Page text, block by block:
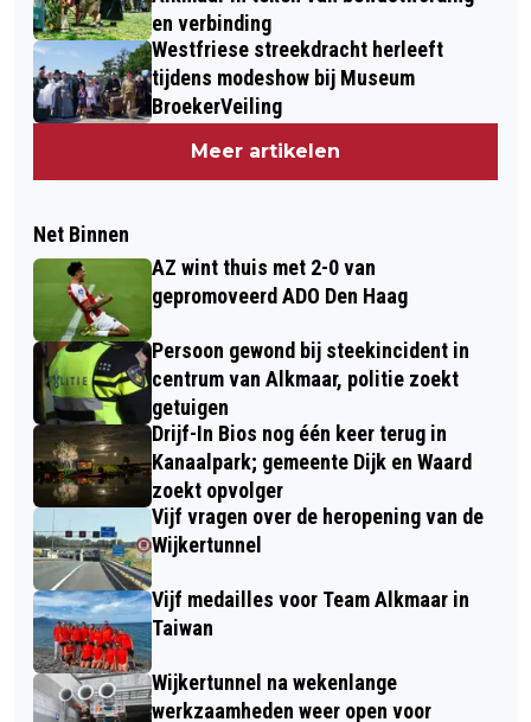
en verbinding
Westfriese streekdracht herleeft
tijdens modeshow bij Museum
BroekerVeiling
Meer artikelen
Net Binnen
AZ wint thuis met 2-0 van
gepromoveerd ADO Den Haag
Persoon gewond bij steekincident in
centrum van Alkmaar, politie zoekt
getuigen
Drijf-In Bios nog één keer terug in
Kanaalpark; gemeente Dijk en Waard
zoekt opvolger
Vijf vragen over de heropening van de
Wijkertunnel
Vijf medailles voor Team Alkmaar in
Taiwan
Wijkertunnel na wekenlange
werkzaamheden weer open voor